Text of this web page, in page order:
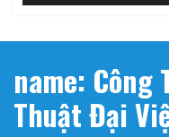
name: Công
Thuật Đại